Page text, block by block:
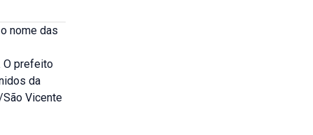
nome das
O prefeito
da
São Vicente